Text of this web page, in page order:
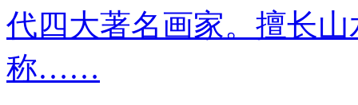
代四大著名画家。擅长
称……